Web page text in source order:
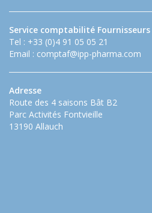
Service comptabilité Fournisseurs
Tel : +33 (0)4 91 05 05 21
Email : comptaf@ipp-pharma.com
Adresse
Route des 4 saisons Bât B2
Parc Activités Fontvieille
13190 Allauch